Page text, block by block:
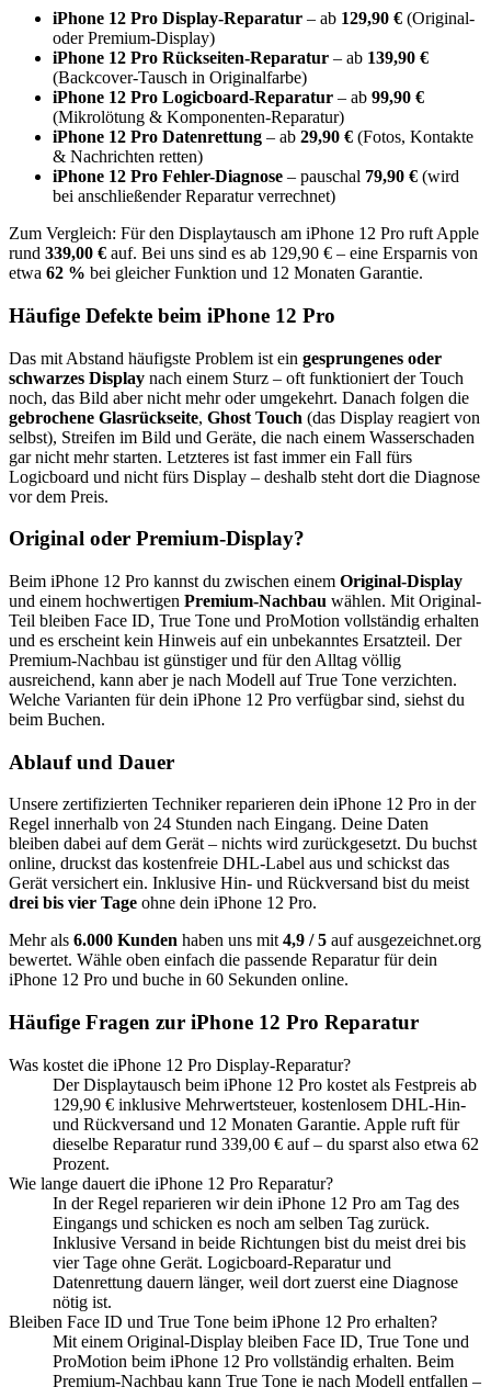
iPhone 12 Pro Display-Reparatur – ab 129,90 € (Original-
oder Premium-Display)
iPhone 12 Pro Rückseiten-Reparatur – ab 139,90 €
(Backcover-Tausch in Originalfarbe)
iPhone 12 Pro Logicboard-Reparatur – ab 99,90 €
(Mikrolötung & Komponenten-Reparatur)
iPhone 12 Pro Datenrettung – ab 29,90 € (Fotos, Kontakte
& Nachrichten retten)
iPhone 12 Pro Fehler-Diagnose – pauschal 79,90 € (wird
bei anschließender Reparatur verrechnet)
Zum Vergleich: Für den Displaytausch am iPhone 12 Pro ruft Apple
rund 339,00 € auf. Bei uns sind es ab 129,90 € – eine Ersparnis von
etwa 62 % bei gleicher Funktion und 12 Monaten Garantie.
Häufige Defekte beim iPhone 12 Pro
Das mit Abstand häufigste Problem ist ein gesprungenes oder
schwarzes Display nach einem Sturz – oft funktioniert der Touch
noch, das Bild aber nicht mehr oder umgekehrt. Danach folgen die
gebrochene Glasrückseite, Ghost Touch (das Display reagiert von
selbst), Streifen im Bild und Geräte, die nach einem Wasserschaden
gar nicht mehr starten. Letzteres ist fast immer ein Fall fürs
Logicboard und nicht fürs Display – deshalb steht dort die Diagnose
vor dem Preis.
Original oder Premium-Display?
Beim iPhone 12 Pro kannst du zwischen einem Original-Display
und einem hochwertigen Premium-Nachbau wählen. Mit Original-
Teil bleiben Face ID, True Tone und ProMotion vollständig erhalten
und es erscheint kein Hinweis auf ein unbekanntes Ersatzteil. Der
Premium-Nachbau ist günstiger und für den Alltag völlig
ausreichend, kann aber je nach Modell auf True Tone verzichten.
Welche Varianten für dein iPhone 12 Pro verfügbar sind, siehst du
beim Buchen.
Ablauf und Dauer
Unsere zertifizierten Techniker reparieren dein iPhone 12 Pro in der
Regel innerhalb von 24 Stunden nach Eingang. Deine Daten
bleiben dabei auf dem Gerät – nichts wird zurückgesetzt. Du buchst
online, druckst das kostenfreie DHL-Label aus und schickst das
Gerät versichert ein. Inklusive Hin- und Rückversand bist du meist
drei bis vier Tage ohne dein iPhone 12 Pro.
Mehr als 6.000 Kunden haben uns mit 4,9 / 5 auf ausgezeichnet.org
bewertet. Wähle oben einfach die passende Reparatur für dein
iPhone 12 Pro und buche in 60 Sekunden online.
Häufige Fragen zur iPhone 12 Pro Reparatur
Was kostet die iPhone 12 Pro Display-Reparatur?
Der Displaytausch beim iPhone 12 Pro kostet als Festpreis ab
129,90 € inklusive Mehrwertsteuer, kostenlosem DHL-Hin-
und Rückversand und 12 Monaten Garantie. Apple ruft für
dieselbe Reparatur rund 339,00 € auf – du sparst also etwa 62
Prozent.
Wie lange dauert die iPhone 12 Pro Reparatur?
In der Regel reparieren wir dein iPhone 12 Pro am Tag des
Eingangs und schicken es noch am selben Tag zurück.
Inklusive Versand in beide Richtungen bist du meist drei bis
vier Tage ohne Gerät. Logicboard-Reparatur und
Datenrettung dauern länger, weil dort zuerst eine Diagnose
nötig ist.
Bleiben Face ID und True Tone beim iPhone 12 Pro erhalten?
Mit einem Original-Display bleiben Face ID, True Tone und
ProMotion beim iPhone 12 Pro vollständig erhalten. Beim
Premium-Nachbau kann True Tone je nach Modell entfallen –